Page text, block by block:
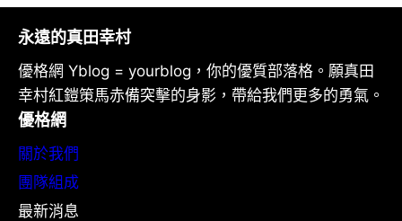
永遠的真田幸村
優格網 Yblog = yourblog，你的優質部落格。願真田
幸村紅鎧策馬赤備突擊的身影，帶給我們更多的勇氣。
優格網
關於我們
團隊組成
最新消息